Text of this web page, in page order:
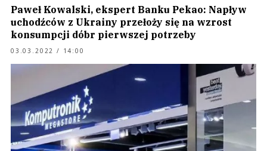
Paweł Kowalski, ekspert Banku Pekao: Napływ
uchodźców z Ukrainy przełoży się na wzrost
konsumpcji dóbr pierwszej potrzeby
03.03.2022 / 14:00